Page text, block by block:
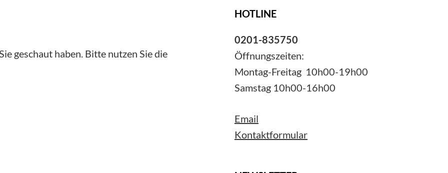
geschaut haben. Bitte nutzen Sie die
HOTLINE
0201-835750
Öffnungszeiten:
Montag-Freitag 10h00-19h00
Samstag 10h00-16h00
Email
Kontaktformular